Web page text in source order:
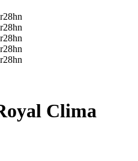
Clima